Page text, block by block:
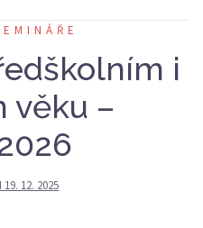
i
věku –
19. 12. 2025